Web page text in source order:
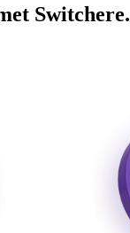
Switchere.